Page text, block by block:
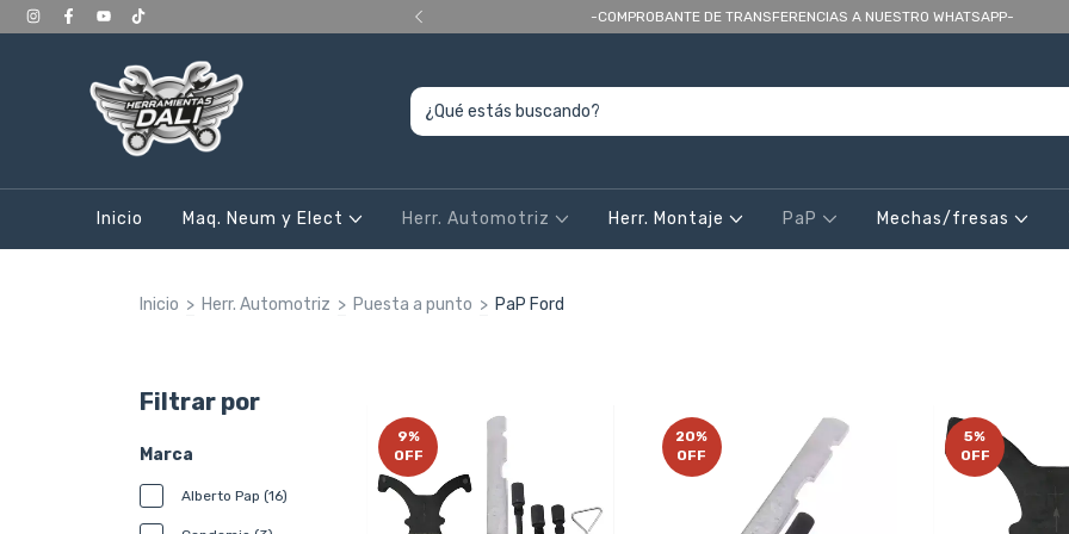
a 400.000, en CABA y Gran Bs As -COMPROBANTE DE TRANSFERENCIAS A NUESTRO WHATSAPP-
Inicio Maq. Neum y Elect Herr. Automotriz Herr. Montaje PaP Mechas/fresas
Inicio > Herr. Automotriz > Puesta a punto > PaP Ford
Filtrar por
Marca
Alberto Pap (16)
9%
OFF
20%
OFF
5%
OFF